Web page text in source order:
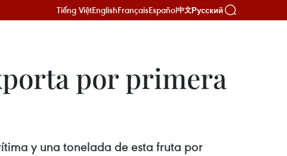
Tiếng ViệtEnglishFrançaisEspañol中文Русский
por primera
y una tonelada de esta fruta por